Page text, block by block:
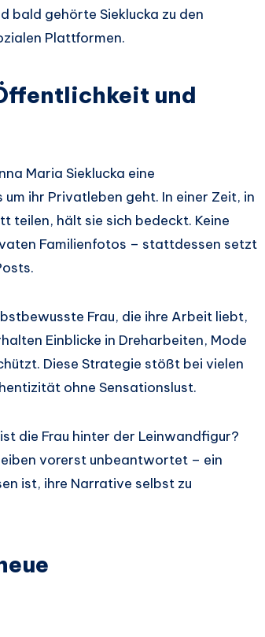
bald gehörte Sieklucka zu den
Plattformen.
und
Maria Sieklucka eine
ihr Privatleben geht. In einer Zeit, in
teilen, hält sie sich bedeckt. Keine
Familienfotos – stattdessen setzt
Frau, die ihre Arbeit liebt,
Einblicke in Dreharbeiten, Mode
Diese Strategie stößt bei vielen
ohne Sensationslust.
die Frau hinter der Leinwandfigur?
vorerst unbeantwortet – ein
ist, ihre Narrative selbst zu